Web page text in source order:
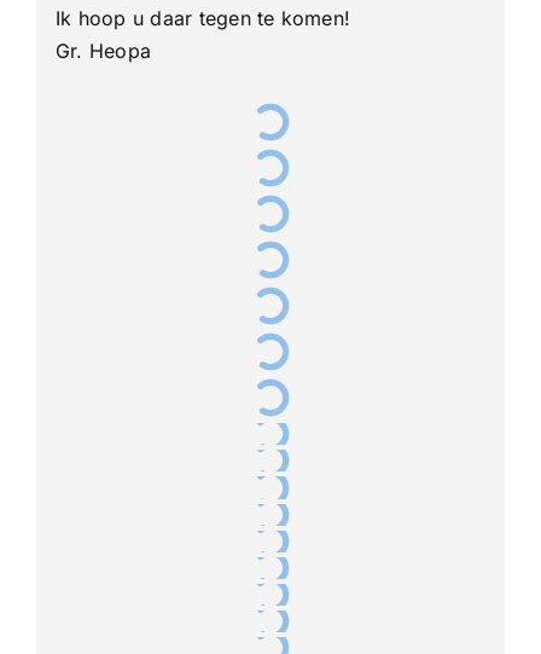
Ik hoop u daar tegen te komen!
Gr. Heopa